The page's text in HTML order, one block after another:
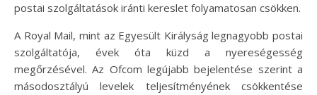
postai szolgáltatások iránti kereslet folyamatosan csökken.
A Royal Mail, mint az Egyesült Királyság legnagyobb postai
szolgáltatója, évek óta küzd a nyereségesség
megőrzésével. Az Ofcom legújabb bejelentése szerint a
másodosztályú levelek teljesítményének csökkentése